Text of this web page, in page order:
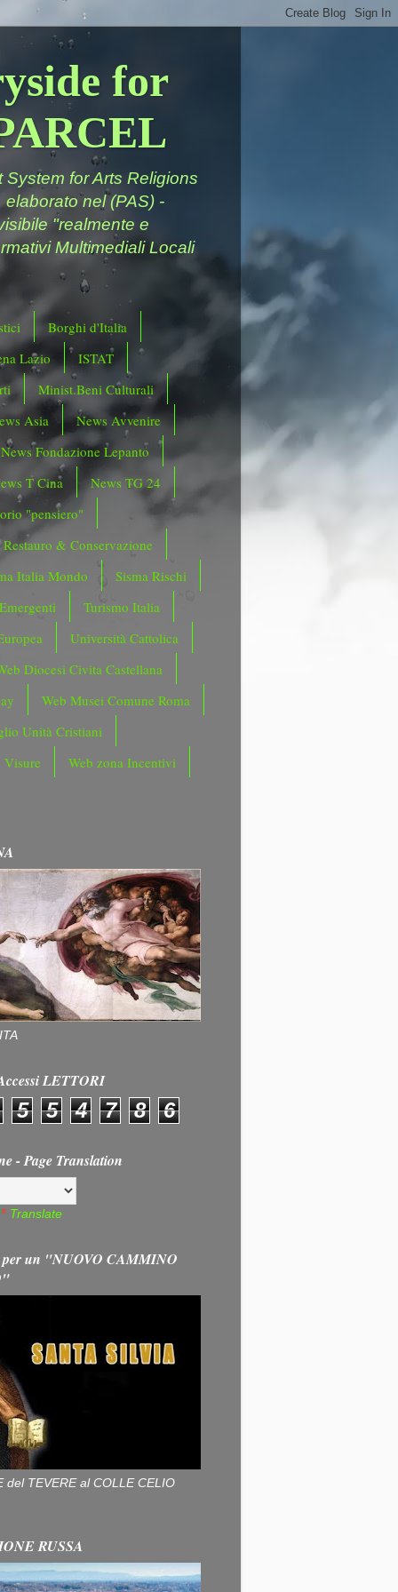
for
for Arts Religions
nel (PAS) -
"realmente e
Multimediali Locali
Borghi d'Italia
Lazio
ISTAT
Minist.Beni Culturali
Asia
News Avvenire
News Fondazione Lepanto
T Cina
News TG 24
"pensiero"
Restauro & Conservazione
Italia Mondo
Sisma Rischi
Turismo Italia
Università Cattolica
Diocesi Civita Castellana
Web Musei Comune Roma
Unità Cristiani
Visure
Web zona Incentivi
LETTORI
5 5 4 7 8 6
- Page Translation
Translate
per un "NUOVO CAMMINO
del TEVERE al COLLE CELIO
RUSSA